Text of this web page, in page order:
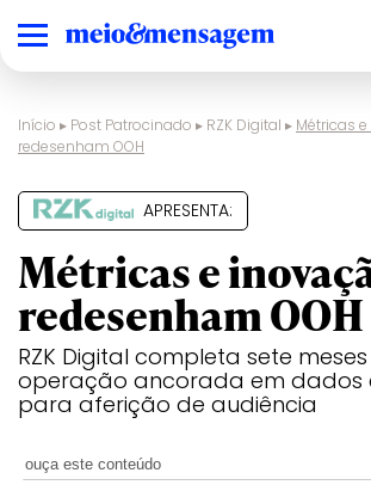
Início ▸ Post Patrocinado ▸ RZK Digital ▸ Métricas
redesenham OOH
APRESENTA:
Métricas e
redesenham OOH
RZK Digital completa sete
operação ancorada em dados
para aferição de audiência
ouça este conteúdo